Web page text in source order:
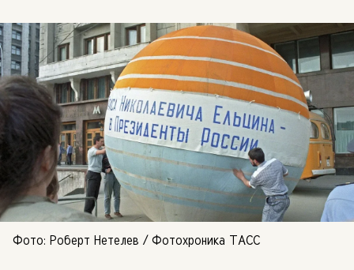
Фото: Роберт Нетелев / Фотохроника ТАСС